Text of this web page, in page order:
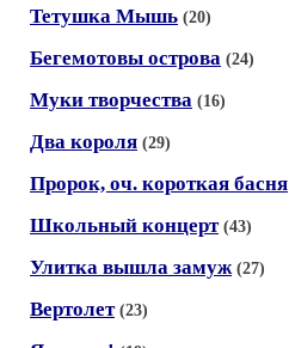
Тетушка Мышь (20)
Бегемотовы острова (24)
Муки творчества (16)
Два короля (29)
Пророк, оч. короткая басня
Школьный концерт (43)
Улитка вышла замуж (27)
Вертолет (23)